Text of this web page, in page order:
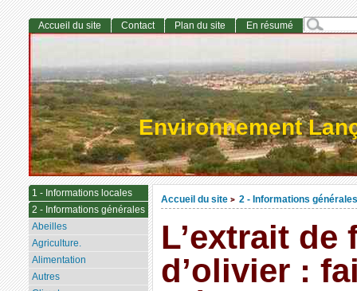
Environnement
Accueil du site > 2 - Informations générales
L’extrait de
d’olivier :
Accueil du site Contact Plan du site En résumé
1 - Informations locales
2 - Informations générales
Abeilles
Agriculture.
Alimentation
Autres